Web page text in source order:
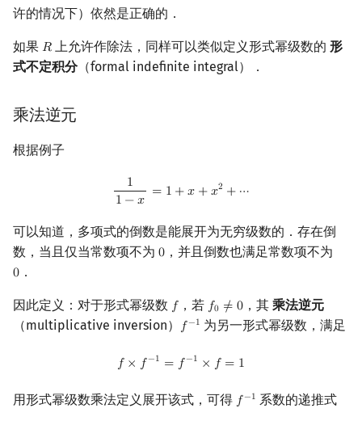
许的情况下）依然是正确的．
如果 𝑅
R 上允许作除法，同样可以类似定义形式幂级数的形
式不定积分（formal indefinite integral）．
乘法逆元
根据例子
1
1 −𝑥 = 1 +𝑥 +𝑥2 + ⋯
=1 +x 2 ⋯
可以知道，多项式的倒数是能展开为无穷级数的．存在倒
数，当且仅当常数项不为 0
0 ，并且倒数也满足常数项不为
0
0 ．
因此定义：对于形式幂级数 𝑓
f ，若 𝑓0 ≠ 0
f0≠0 ，其 乘法逆元
（multiplicative inversion） 𝑓−1
f−1 为另一形式幂级数，满足
𝑓 × 𝑓−1 = 𝑓−1 × 𝑓 = 1
f×f −1= f−1× f=
用形式幂级数乘法定义展开该式，可得 𝑓−1
f−1 系数的递推式